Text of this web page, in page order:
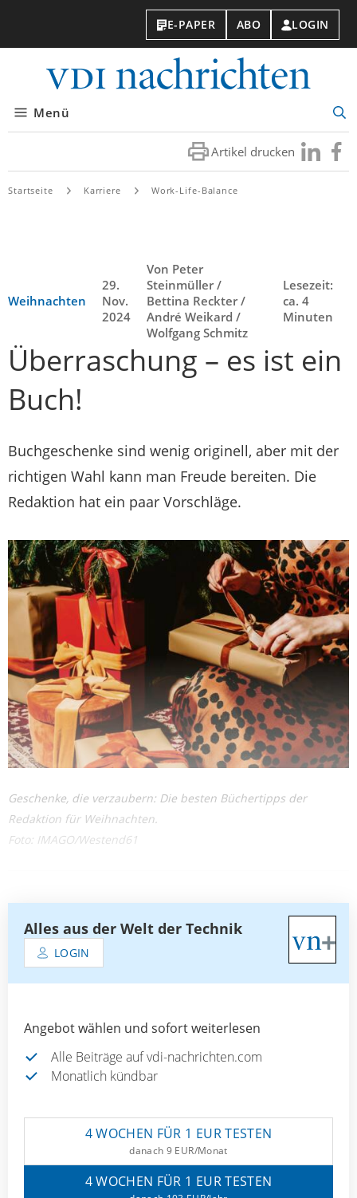
E-PAPER ABO LOGIN
Menü
Artikel drucken Besuchen
Sie
Sie
Startseite Karriere Work-Life-Balance
Weihnachten
29.
Nov.
2024
Von Peter
Steinmüller /
Bettina Reckter /
André Weikard /
Wolfgang Schmitz
Lesezeit:
ca. 4
Minuten
Überraschung – es ist ein
Buch!
Buchgeschenke sind wenig originell, aber mit der
richtigen Wahl kann man Freude bereiten. Die
Redaktion hat ein paar Vorschläge.
Geschenke, die verzaubern: Die besten Büchertipps der
Redaktion für Weihnachten.
Foto: IMAGO/Westend61
Alles aus der Welt der Technik
LOGIN
Angebot wählen und sofort weiterlesen
Alle Beiträge auf vdi-nachrichten.com
Monatlich kündbar
4 WOCHEN FÜR 1 EUR TESTEN
danach 9 EUR/Monat
4 WOCHEN FÜR 1 EUR TESTEN